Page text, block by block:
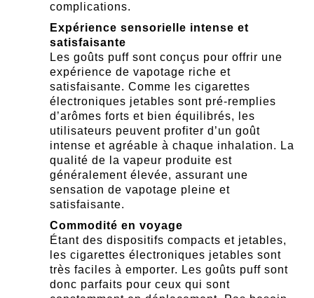
complications.
Expérience sensorielle intense et
satisfaisante
Les goûts puff sont conçus pour offrir une
expérience de vapotage riche et
satisfaisante. Comme les cigarettes
électroniques jetables sont pré-remplies
d’arômes forts et bien équilibrés, les
utilisateurs peuvent profiter d’un goût
intense et agréable à chaque inhalation. La
qualité de la vapeur produite est
généralement élevée, assurant une
sensation de vapotage pleine et
satisfaisante.
Commodité en voyage
Étant des dispositifs compacts et jetables,
les cigarettes électroniques jetables sont
très faciles à emporter. Les goûts puff sont
donc parfaits pour ceux qui sont